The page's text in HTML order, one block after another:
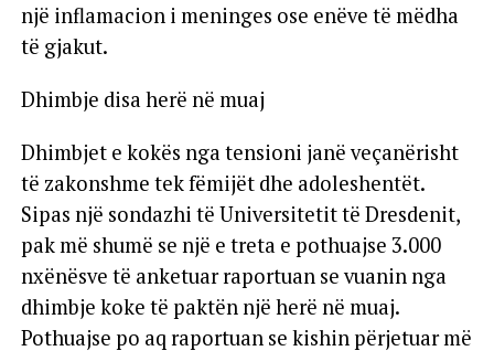
një inflamacion i meninges ose enëve të mëdha
të gjakut.
Dhimbje disa herë në muaj
Dhimbjet e kokës nga tensioni janë veçanërisht
të zakonshme tek fëmijët dhe adoleshentët.
Sipas një sondazhi të Universitetit të Dresdenit,
pak më shumë se një e treta e pothuajse 3.000
nxënësve të anketuar raportuan se vuanin nga
dhimbje koke të paktën një herë në muaj.
Pothuajse po aq raportuan se kishin përjetuar më